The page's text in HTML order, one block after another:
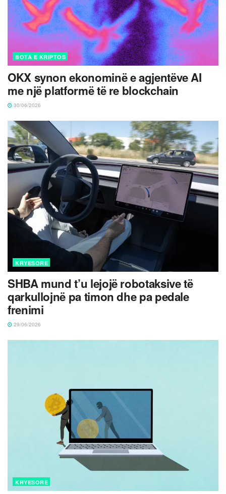
BOTA E KRIPTOS
OKX synon ekonominë e agjentëve AI
me një platformë të re blockchain
30/06/2026
KRYESORE
SHBA mund t’u lejojë robotaksive të
qarkullojnë pa timon dhe pa pedale
frenimi
29/06/2026
KRYESORE